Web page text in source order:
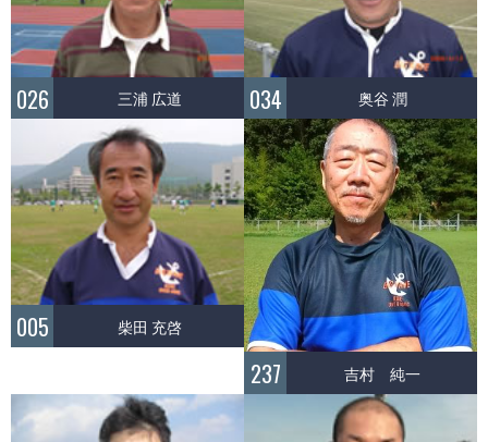
026 三浦 広道 034 奥谷 潤
005 柴田 充啓
237 吉村 純一